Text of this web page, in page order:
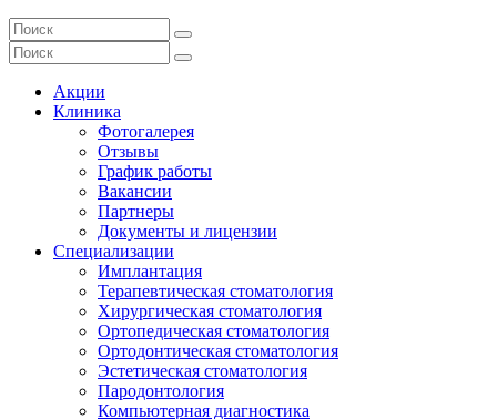
Акции
Клиника
Фотогалерея
Отзывы
График работы
Вакансии
Партнеры
Документы и лицензии
Специализации
Имплантация
Терапевтическая стоматология
Хирургическая стоматология
Ортопедическая стоматология
Ортодонтическая стоматология
Эстетическая стоматология
Пародонтология
Компьютерная диагностика